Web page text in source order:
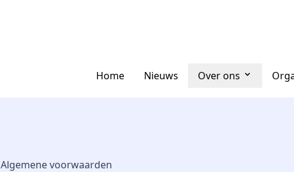
Home Nieuws Over ons
Algemene voorwaarden